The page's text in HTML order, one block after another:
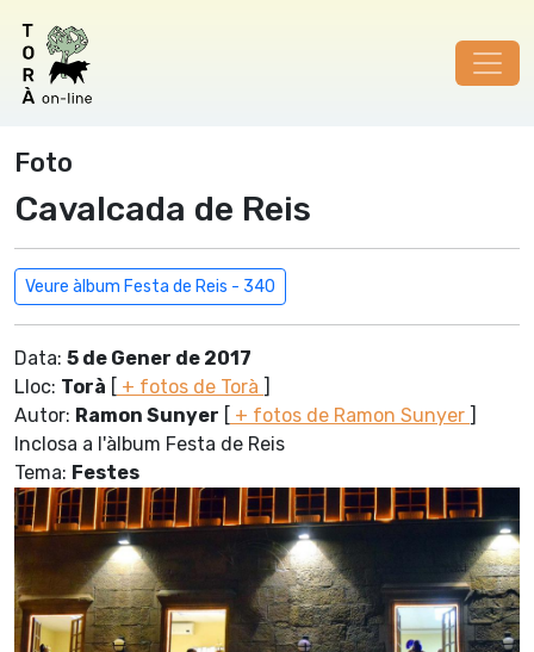
Foto
Cavalcada de Reis
Veure àlbum Festa de Reis - 340
Data: 5 de Gener de 2017
Lloc: Torà [ + fotos de Torà ]
Autor: Ramon Sunyer [ + fotos de Ramon Sunyer ]
Inclosa a l'àlbum Festa de Reis
Tema: Festes